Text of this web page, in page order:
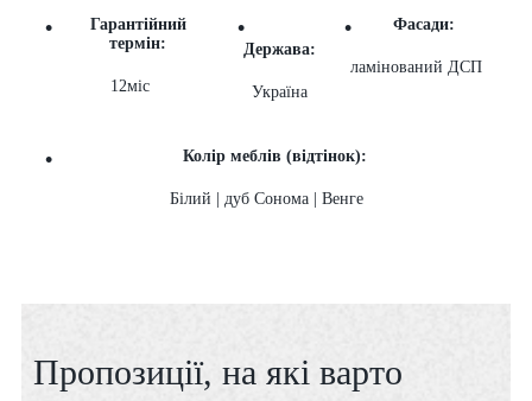
Гарантійний
термін:
12міс
Держава:
Україна
Фасади:
ламінований ДСП
Колір меблів (відтінок):
Білий | дуб Сонома | Венге
Пропозиції, на які варто